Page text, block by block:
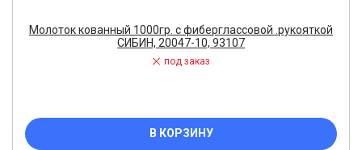
Молоток кованный 1000гр. с фиберглассовой .рукояткой
СИБИН, 20047-10, 93107
под заказ
В КОРЗИНУ